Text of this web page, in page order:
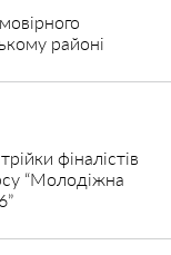
районі
фіналістів
“Молодіжна